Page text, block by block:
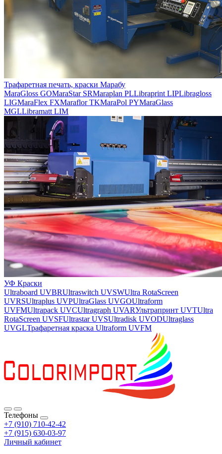
Трафаретная печать, краски Марабу
MaraGloss GOMaraStar SRMaraplan PLLibraprint LIPLibragloss
LIGMaraFlex FXMaraflor TKMaraPol PYMaraGlass
MGLLibramatt LIM
УФ Краски
Ultraboard UVBRUltraswitch UVSWUltra RotaScreen
UVRSUltraplus UVPUltraGlass UVGOUltraform
UVFMUltrapack UVCUltragraph UVARУльтрапринт UVTUltra
RotaScreen UVSFUltrastar UVSUltradisk UVODUltraglass
UVGLТрафаретная краска Ultraform UVFM
Телефоны
+7 (910) 710-42-42
+7 (915) 630-03-97
Личный кабинет